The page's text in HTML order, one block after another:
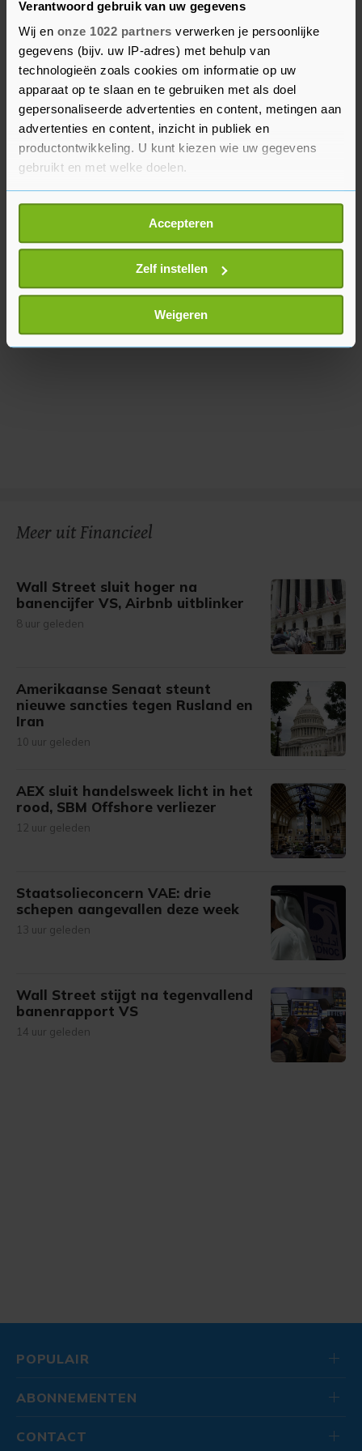
Verantwoord gebruik van uw gegevens
Wij en onze 1022 partners verwerken je persoonlijke
gegevens (bijv. uw IP-adres) met behulp van
technologieën zoals cookies om informatie op uw
apparaat op te slaan en te gebruiken met als doel
gepersonaliseerde advertenties en content, metingen aan
advertenties en content, inzicht in publiek en
productontwikkeling. U kunt kiezen wie uw gegevens
gebruikt en met welke doelen.
Als u het toestaat, willen we ook graag:
Informatie verzamelen over uw geografische
locatie, die tot een paar meter nauwkeurig kan zijn
Uw apparaat identificeren door het actief te
scannen op specifieke eigenschappen (fingerprinting)
Lees meer over hoe uw persoonlijke gegevens worden
verwerkt en stel uw voorkeuren in het
U kunt uw toestemming op elk moment wijzigen of
Accepteren
Zelf instellen
Weigeren
op 69 punten, dezelfde score als in juni.
Daarmee zijn beleggers dus pessimistischer dan
aan het begin van de coronacrisis. Alleen in
februari van dit jaar was het vertrouwen met 68
punten nog een klein beetje lager. Iedere stand
boven de honderd wijst op optimisme, onder de
honderd juist op pessimisme.
Meer uit Financieel
Wall Street sluit hoger na
banencijfer VS, Airbnb uitblinker
8 uur geleden
Amerikaanse Senaat steunt
nieuwe sancties tegen Rusland en
Iran
10 uur geleden
AEX sluit handelsweek licht in het
rood, SBM Offshore verliezer
12 uur geleden
Staatsolieconcern VAE: drie
schepen aangevallen deze week
13 uur geleden
Wall Street stijgt na tegenvallend
banenrapport VS
14 uur geleden
POPULAIR
ABONNEMENTEN
CONTACT